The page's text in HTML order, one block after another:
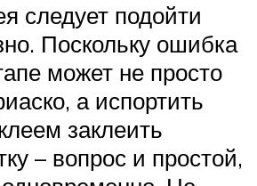
следует подойти
Поскольку ошибка
может не просто
а испортить
заклеить
– вопрос и простой,